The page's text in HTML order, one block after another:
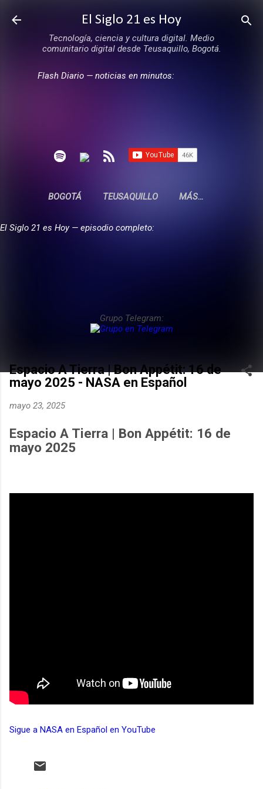
Ir al contenido principal
El Siglo 21 es Hoy
Tecnología, ciencia y cultura digital. Medio
comunitario digital desde Teusaquillo, Bogotá.
Flash Diario — noticias en minutos:
BOGOTÁ TEUSAQUILLO MÁS…
El Siglo 21 es Hoy — episodio completo:
Grupo Telegram:
Espacio A Tierra | Bon Appétit: 16 de
mayo 2025 - NASA en Español
mayo 23, 2025
Espacio A Tierra | Bon Appétit: 16 de
mayo 2025
Sigue a NASA en Español en YouTube